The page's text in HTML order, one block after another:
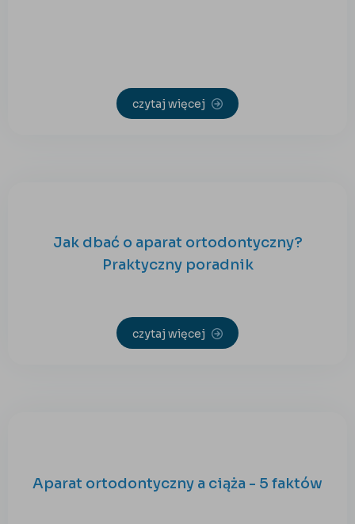
czytaj więcej
Jak dbać o aparat ortodontyczny?
Praktyczny poradnik
czytaj więcej
Aparat ortodontyczny a ciąża - 5 faktów